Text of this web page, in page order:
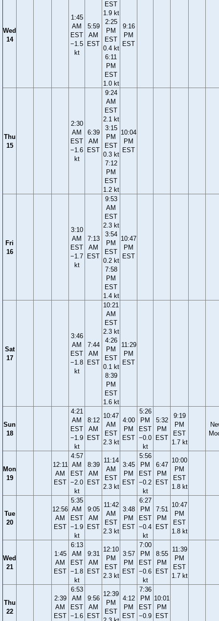
Wed
14
1:45
AM
EST
−1.5
kt
5:59
AM
EST
EST
1.9 kt
2:25
PM
EST
0.4 kt
6:11
PM
EST
1.0 kt
9:16
PM
EST
Thu
15
2:30
AM
EST
−1.6
kt
6:39
AM
EST
9:24
AM
EST
2.1 kt
3:15
PM
EST
0.3 kt
7:12
PM
EST
1.2 kt
10:04
PM
EST
Fri
16
3:10
AM
EST
−1.7
kt
7:13
AM
EST
9:53
AM
EST
2.3 kt
3:54
PM
EST
0.2 kt
7:58
PM
EST
1.4 kt
10:47
PM
EST
Sat
17
3:46
AM
EST
−1.8
kt
7:44
AM
EST
10:21
AM
EST
2.3 kt
4:26
PM
EST
0.1 kt
8:39
PM
EST
1.6 kt
11:29
PM
EST
Sun
18
4:21
AM
EST
−1.9
kt
8:12
AM
EST
10:47
AM
EST
2.3 kt
4:00
PM
EST
5:26
PM
EST
−0.0
kt
5:32
PM
EST
9:19
PM
EST
1.7 kt
Mon
19
12:11
AM
EST
4:57
AM
EST
−2.0
kt
8:39
AM
EST
11:14
AM
EST
2.3 kt
3:45
PM
EST
5:56
PM
EST
−0.2
kt
6:47
PM
EST
10:00
PM
EST
1.8 kt
Tue
20
12:56
AM
EST
5:35
AM
EST
−1.9
kt
9:05
AM
EST
11:42
AM
EST
2.3 kt
3:48
PM
EST
6:27
PM
EST
−0.4
kt
7:51
PM
EST
10:47
PM
EST
1.8 kt
Wed
21
1:45
AM
EST
6:13
AM
EST
−1.8
kt
9:31
AM
EST
12:10
PM
EST
2.3 kt
3:57
PM
EST
7:00
PM
EST
−0.6
kt
8:55
PM
EST
11:39
PM
EST
1.7 kt
Thu
22
2:39
AM
EST
6:53
AM
EST
−1.6
9:56
AM
EST
12:39
PM
EST
4:12
PM
EST
7:36
PM
EST
−0.9
10:01
PM
EST